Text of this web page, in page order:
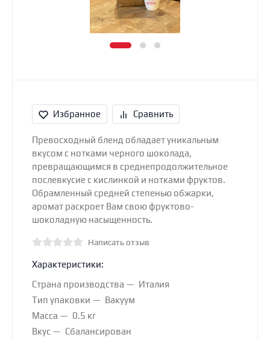
Избранное Сравнить
Превосходный бленд обладает уникальным
вкусом с нотками черного шоколада,
превращающимся в среднепродолжительное
послевкусие с кислинкой и нотками фруктов.
Обрамленный средней степенью обжарки,
аромат раскроет Вам свою фруктово-
шоколадную насыщенность.
Написать отзыв
Характеристики:
Страна производства
Италия
Тип упаковки
Вакуум
Масса
0.5 кг
Вкус
Сбалансирован